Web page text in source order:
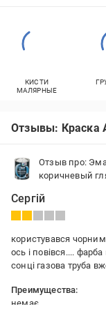
КИСТИ
МАЛЯРНЫЕ
Отзывы: Краска
Отзыв про:
коричневый
Сергій
користувався
ось і повівся....
сонці газова труба
Преимущества:
немає